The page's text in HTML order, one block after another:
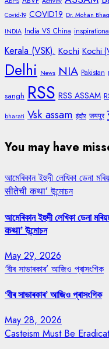
Covid-19 COVID19 Dr. Mohan
INDIA India VS China
Kerala (VSK). Kochi Kochi
Delhi News NIA Pakistan
sangh RSS RSS ASSAM
bharati Vsk assam इंदौर जयपुर
You may have
আমেৰিকান ইহুদী লেখিকা ডেনা
सीतेची कथा’ উন্মোচন
আমেৰিকান ইহুদী লেখিকা ডেনা
कथा’ উন্মোচন
May 29, 2026
‘বীৰ সাভাৰকাৰ’ আজিও প্ৰাসংগিক
‘বীৰ সাভাৰকাৰ’ আজিও প্ৰাসংগিক
May 28, 2026
Casteism Must Be